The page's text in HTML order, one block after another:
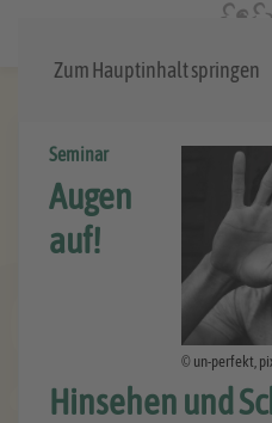
Zum Hauptinhalt springen
© un-perfekt,
Seminar
Augen
auf!
Hinsehen und